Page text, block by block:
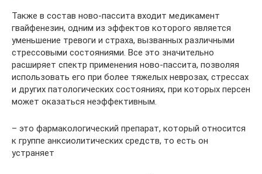
Также в состав ново-пассита входит медикамент
гвайфенезин, одним из эффектов которого является
уменьшение тревоги и страха, вызванных различными
стрессовыми состояниями. Все это значительно
расширяет спектр применения ново-пассита, позволяя
использовать его при более тяжелых неврозах, стрессах
и других патологических состояниях, при которых персен
может оказаться неэффективным.
– это фармакологический препарат, который относится
к группе анксиолитических средств, то есть он
устраняет